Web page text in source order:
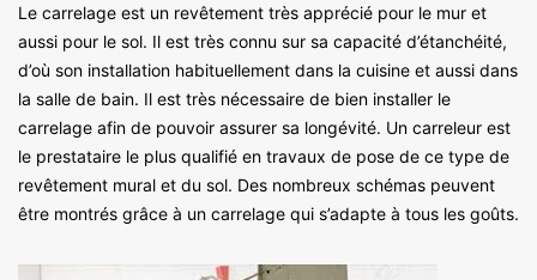
Le carrelage est un revêtement très apprécié pour le mur et
aussi pour le sol. Il est très connu sur sa capacité d’étanchéité,
d’où son installation habituellement dans la cuisine et aussi dans
la salle de bain. Il est très nécessaire de bien installer le
carrelage afin de pouvoir assurer sa longévité. Un carreleur est
le prestataire le plus qualifié en travaux de pose de ce type de
revêtement mural et du sol. Des nombreux schémas peuvent
être montrés grâce à un carrelage qui s’adapte à tous les goûts.